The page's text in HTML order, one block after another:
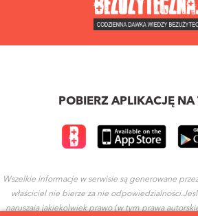
POBIERZ APLIKACJĘ NA
Wszelkie informacje w serwisie są generowane
właściciel nie bierze za nie
naruszaja jakiekolwiek prawo (w tym prawa